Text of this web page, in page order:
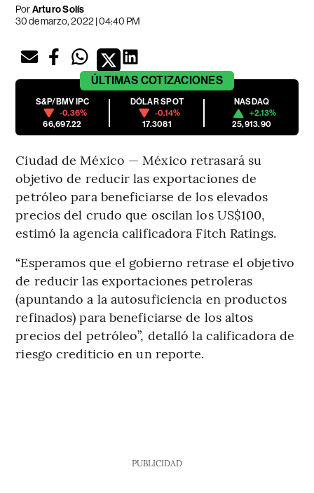
PorArturo Solís
30 de marzo, 2022 | 04:40 PM
ÚLTIMAS COTIZACIONES
S&P/BMV IPC
-0.36%
66,697.22
DÓLAR SPOT
-0.14%
17.3081
NASDAQ
+2.13%
25,913.90
Ciudad de México — México retrasará su
objetivo de reducir las exportaciones de
petróleo para beneficiarse de los elevados
precios del crudo que oscilan los US$100,
estimó la agencia calificadora Fitch Ratings.
“Esperamos que el gobierno retrase el objetivo
de reducir las exportaciones petroleras
(apuntando a la autosuficiencia en productos
refinados) para beneficiarse de los altos
precios del petróleo”, detalló la calificadora de
riesgo crediticio en un reporte.
PUBLICIDAD